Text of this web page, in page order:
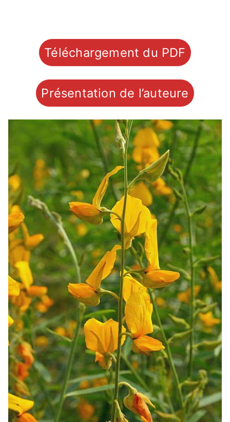
Téléchargement du PDF
Présentation de l’auteure